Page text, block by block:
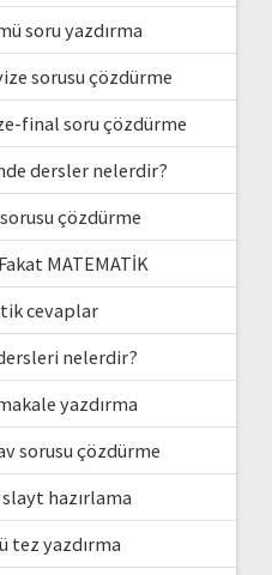
soru yazdırma
sorusu çözdürme
final soru çözdürme
dersler nelerdir?
çözdürme
MATEMATİK
cevaplar
nelerdir?
yazdırma
sorusu çözdürme
hazırlama
tez yazdırma